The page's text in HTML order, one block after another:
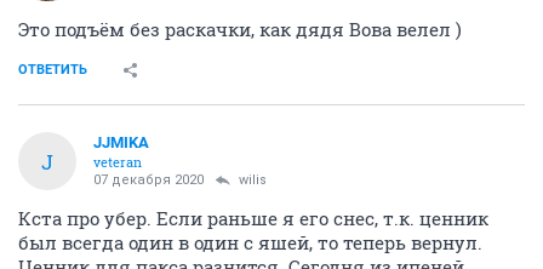
Это подъём без раскачки, как дядя Вова велел )
ОТВЕТИТЬ
J
JJMIKA
veteran
07 декабря 2020 wilis
Кста про убер. Если раньше я его снес, т.к. ценник
был всегда один в один с яшей, то теперь вернул.